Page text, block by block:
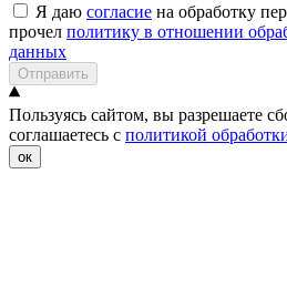
Я даю согласие на обработку
прочел политику в отношении
данных
Отправить
Пользуясь сайтом, вы разрешаете
соглашаетесь с политикой
ок